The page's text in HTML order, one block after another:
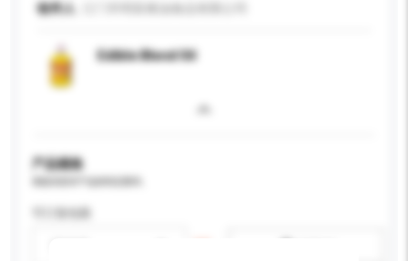
收件人
Edible Blend Oil
产品规格